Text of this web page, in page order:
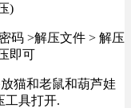
)
码 >解压文件 > 解压
即可
猫和老鼠和葫芦娃
工具打开.